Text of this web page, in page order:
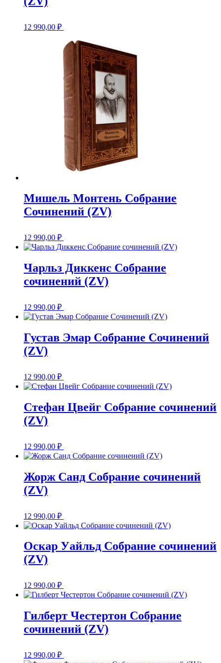
12 990,00 ₽
Мишель Монтень Собрание
Сочинений (ZV)
12 990,00 ₽
Чарльз Диккенс Собрание
сочинений (ZV)
12 990,00 ₽
Густав Эмар Собрание Сочинений
(ZV)
12 990,00 ₽
Стефан Цвейг Собрание сочинений
(ZV)
12 990,00 ₽
Жорж Санд Собрание сочинений
(ZV)
12 990,00 ₽
Оскар Уайльд Собрание сочинений
(ZV)
12 990,00 ₽
Гилберт Честертон Собрание
сочинений (ZV)
12 990,00 ₽